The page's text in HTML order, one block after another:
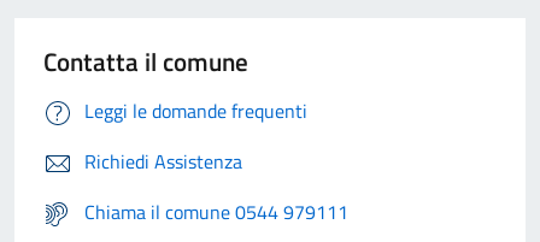
Contatta il comune
Leggi le domande frequenti
Richiedi Assistenza
Chiama il comune 0544 979111